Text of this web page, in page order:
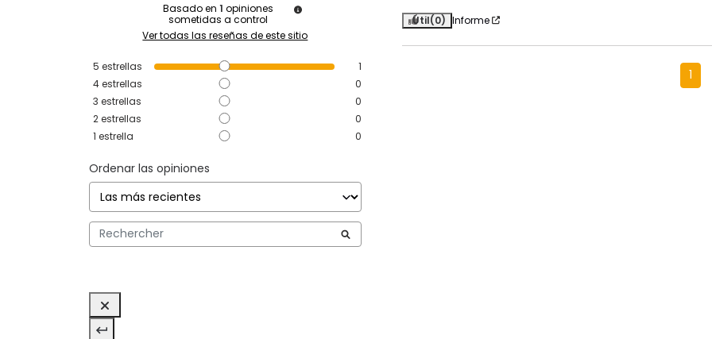
Basado en 1 opiniones
sometidas a control
Ver todas las reseñas de este sitio
5 estrellas
1
4estrellas
0
3 estrellas
0
2estrellas
0
1 estrella 0
Ordenar las opiniones
Útil(0) Informe
1